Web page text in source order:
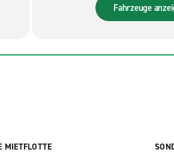
Fahrzeuge
MIETFLOTTE